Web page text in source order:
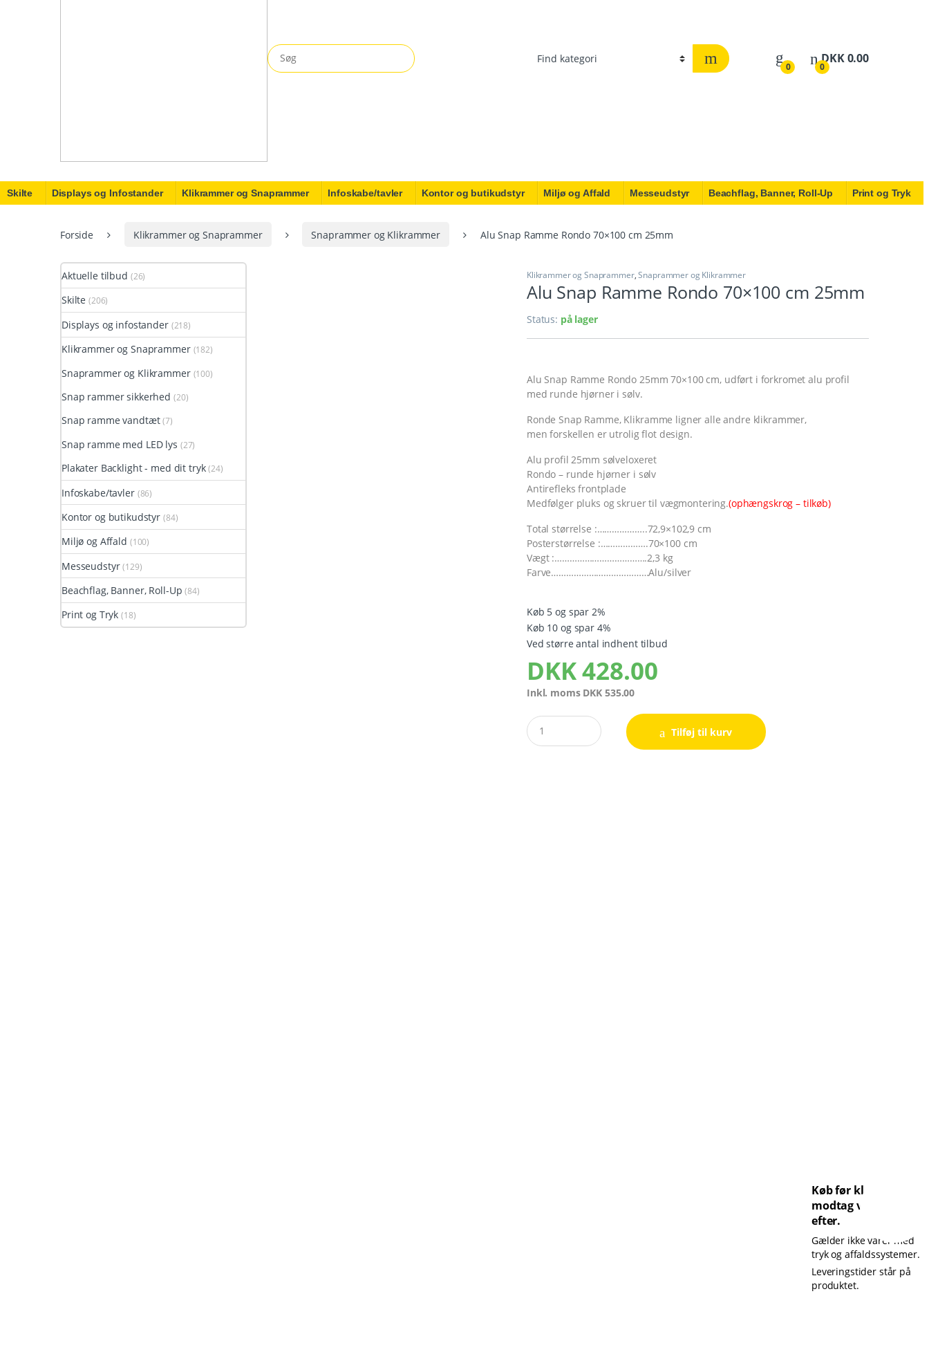
Search for:
0 0
DKK0.00
Skilte Displays og Infostander Klikrammer og Snaprammer Infoskabe/tavler Kontor og butikudstyr Miljø og Affald Messeudstyr Beachflag, Banner, Roll-Up Print og Tryk
Forside Klikrammer og Snaprammer Snaprammer og Klikrammer Alu Snap Ramme Rondo 70×100 cm 25mm
Klikrammer og Snaprammer,Snaprammer og Klikrammer
Alu Snap Ramme Rondo 70×100 cm 25mm
Status: på lager
Alu Snap Ramme Rondo 25mm 70×100 cm, udført i forkromet alu profil
med runde hjørner i sølv.
Ronde Snap Ramme, Klikramme ligner alle andre klikrammer,
men forskellen er utrolig flot design.
Alu profil 25mm sølveloxeret
Rondo – runde hjørner i sølv
Antirefleks frontplade
Medfølger pluks og skruer til vægmontering.(ophængskrog – tilkøb)
Total størrelse :………………..72,9×102,9 cm
Posterstørrelse :……………….70×100 cm
Vægt :……………………………….2,3 kg
Farve…………………………………Alu/silver
Køb 5 og spar 2%
Køb 10 og spar 4%
Ved større antal indhent tilbud
DKK428.00
Inkl. moms DKK 535.00
Quantity
Tilføj til kurv
Aktuelle tilbud (26)
Skilte (206)
Displays og infostander (218)
Klikrammer og Snaprammer (182)
Snaprammer og Klikrammer (100)
Snap rammer sikkerhed (20)
Snap ramme vandtæt (7)
Snap ramme med LED lys (27)
Plakater Backlight - med dit tryk (24)
Infoskabe/tavler (86)
Kontor og butikudstyr (84)
Miljø og Affald (100)
Messeudstyr (129)
Beachflag, Banner, Roll-Up (84)
Print og Tryk (18)
Køb før kl. 14 og
modtag varen dagen
efter.
Gælder ikke varer med
tryk og affaldssystemer.
Leveringstider står på
produktet.